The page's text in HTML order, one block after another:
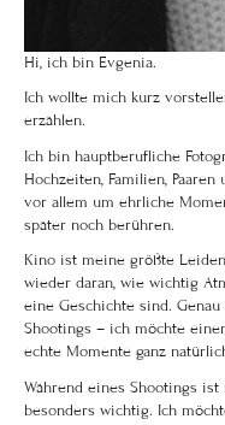
Hi, ich bin Evgenia.
Ich wollte mich kurz
erzählen.
Ich bin hauptberufliche
Hochzeiten, Familien,
vor allem um ehrliche
später noch berühren.
Kino ist meine größte
wieder daran, wie wichtig
eine Geschichte sind.
Shootings – ich möchte
echte Momente ganz
Während eines Shootings
besonders wichtig. Ich